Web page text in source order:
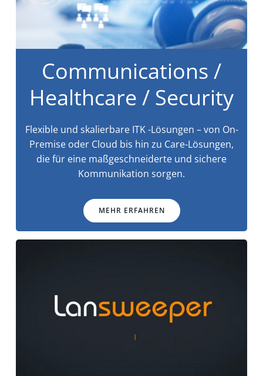
Communications /
Healthcare / Security
Flexible und skalierbare ITK -Lösungen – von On-
Premise oder Cloud bis hin zu Care-Lösungen,
die für eine maßgeschneiderte und sichere
Kommunikation sorgen.
MEHR ERFAHREN